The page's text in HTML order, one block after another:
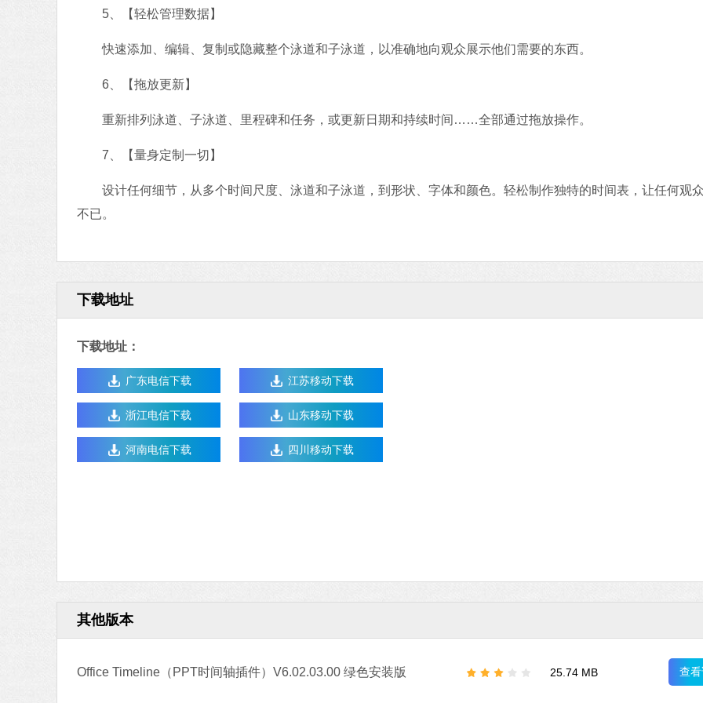
5、【轻松管理数据】
快速添加、编辑、复制或隐藏整个泳道和子泳道，以准确地向观众展示他们需要的东西。
6、【拖放更新】
重新排列泳道、子泳道、里程碑和任务，或更新日期和持续时间……全部通过拖放操作。
7、【量身定制一切】
设计任何细节，从多个时间尺度、泳道和子泳道，到形状、字体和颜色。轻松制作独特的时间表，让任何观
不已。
下载地址
下载地址：
广东电信下载 江苏移动下载
浙江电信下载 山东移动下载
河南电信下载 四川移动下载
其他版本
Office Timeline（PPT时间轴插件）V6.02.03.00 绿色安装版 25.74 MB 查